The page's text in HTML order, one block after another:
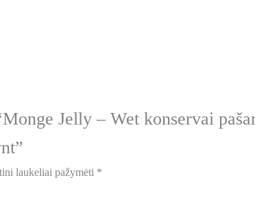
Jelly – Wet konservai
laukeliai pažymėti *